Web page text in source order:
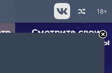
18+